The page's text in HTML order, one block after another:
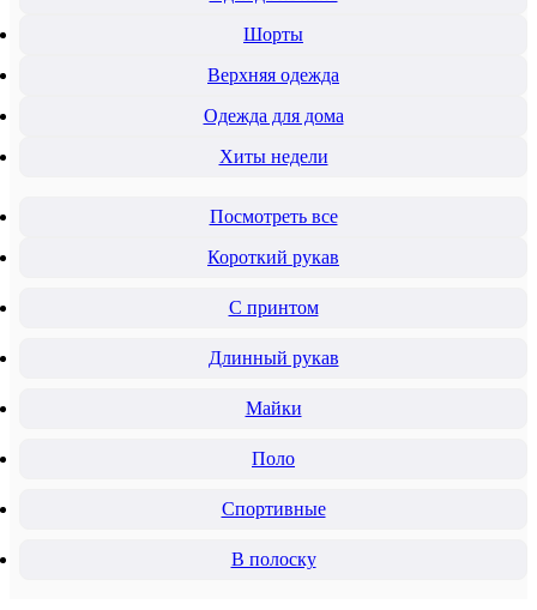
Шорты
Верхняя одежда
Одежда для дома
Хиты недели
Посмотреть все
Короткий рукав
С принтом
Длинный рукав
Майки
Поло
Спортивные
В полоску